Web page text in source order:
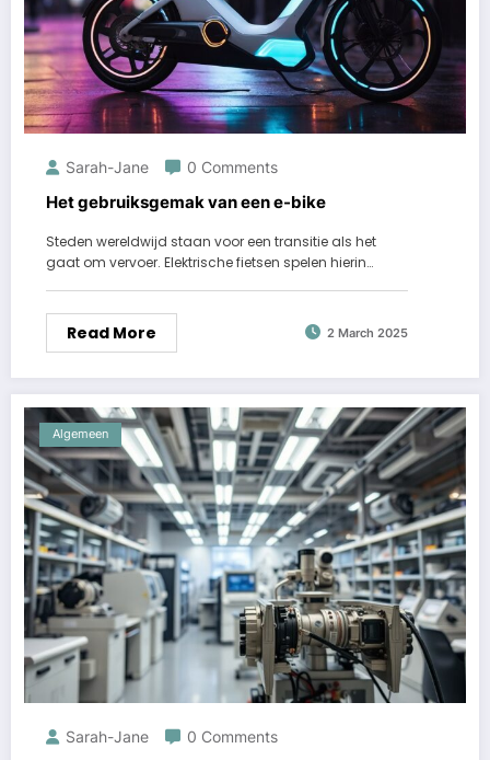
Sarah-Jane 0 Comments
Het gebruiksgemak van een e-bike
Steden wereldwijd staan voor een transitie als het
gaat om vervoer. Elektrische fietsen spelen hierin…
Read More 2 March 2025
Algemeen
Sarah-Jane 0 Comments